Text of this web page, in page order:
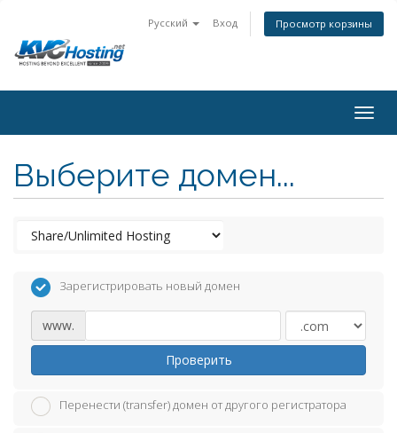
Русский Вход Просмотр корзины
Выберите домен...
Зарегистрировать новый домен
www.
Проверить
Перенести (transfer) домен от другого регистратора